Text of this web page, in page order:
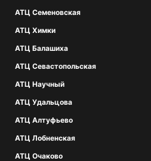
АТЦ Семеновская
АТЦ Химки
АТЦ Балашиха
АТЦ Севастопольская
АТЦ Научный
АТЦ Удальцова
АТЦ Алтуфьево
АТЦ Лобненская
АТЦ Очаково